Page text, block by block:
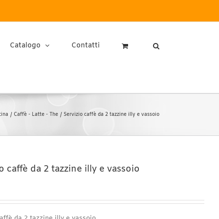
Catalogo Contatti
Caffè - Latte - The Servizio caffè da 2 tazzine illy e vassoio
caffè da 2 tazzine illy e vassoio